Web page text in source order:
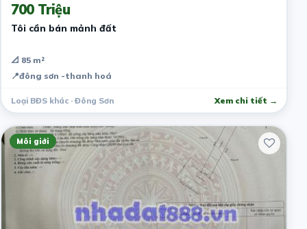
700 Triệu
Tôi cần bán mảnh đất
📐 85 m²
📍đông sơn -thanh hoá
Loại BĐS khác · Đông Sơn Xem chi tiết →
Môi giới